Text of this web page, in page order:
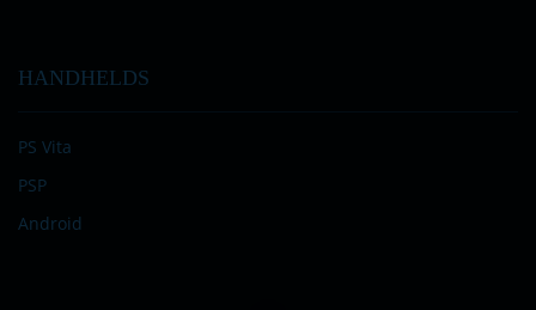
HANDHELDS
PS Vita
PSP
Android